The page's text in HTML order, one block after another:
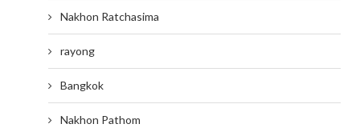
Nakhon Ratchasima
rayong
Bangkok
Nakhon Pathom